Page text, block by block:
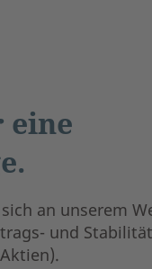
eine
an unserem
und